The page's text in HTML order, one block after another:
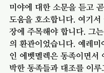
미야에 대한 소문을 듣고
도움을 호소합니다. 여기서
장에 주목해야 합니다. 그
의 환관이었습니다. 예레미
인 에벳멜렉은 동족이면서
박한 동족들과 대조를 이